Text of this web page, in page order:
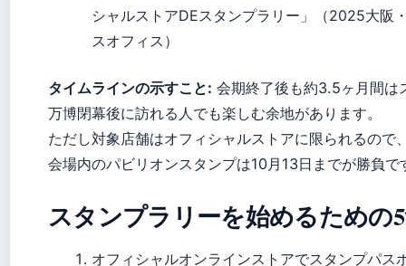
シャルストアDEスタンプラリー」（2025大阪
スオフィス）
タイムラインの示すこと: 会期終了後も約3.5ヶ月間は
万博閉幕後に訪れる人でも楽しむ余地があります。
ただし対象店舗はオフィシャルストアに限られるので
会場内のパビリオンスタンプは10月13日までが勝負で
スタンプラリーを始めるための
オフィシャルオンラインストアでスタンプパ